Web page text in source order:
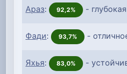
Араз: 92,2% -
Фади: 93,7% -
Яхья: 83,0% -